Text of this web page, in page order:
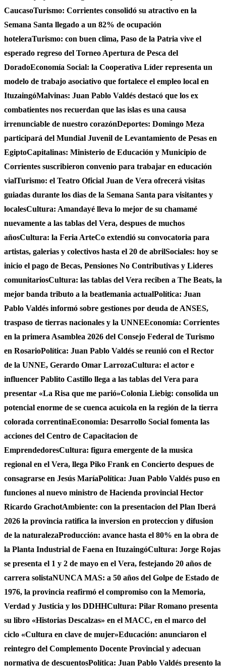
CaucasoTurismo: Corrientes consolidó su atractivo en la
Semana Santa llegado a un 82% de ocupación
hoteleraTurismo: con buen clima, Paso de la Patria vive el
esperado regreso del Torneo Apertura de Pesca del
DoradoEconomía Social: la Cooperativa Líder representa un
modelo de trabajo asociativo que fortalece el empleo local en
ItuzaingóMalvinas: Juan Pablo Valdés destacó que los ex
combatientes nos recuerdan que las islas es una causa
irrenunciable de nuestro corazónDeportes: Domingo Meza
participará del Mundial Juvenil de Levantamiento de Pesas en
EgiptoCapitalinas: Ministerio de Educación y Municipio de
Corrientes suscribieron convenio para trabajar en educación
vialTurismo: el Teatro Oficial Juan de Vera ofrecerá visitas
guiadas durante los dias de la Semana Santa para visitantes y
localesCultura: Amandayé lleva lo mejor de su chamamé
nuevamente a las tablas del Vera, despues de muchos
añosCultura: la Feria ArteCo extendió su convocatoria para
artistas, galerias y colectivos hasta el 20 de abrilSociales: hoy se
inicio el pago de Becas, Pensiones No Contributivas y Lideres
comunitariosCultura: las tablas del Vera reciben a The Beats, la
mejor banda tributo a la beatlemania actualPolítica: Juan
Pablo Valdés informó sobre gestiones por deuda de ANSES,
traspaso de tierras nacionales y la UNNEEconomía: Corrientes
en la primera Asamblea 2026 del Consejo Federal de Turismo
en RosarioPolítica: Juan Pablo Valdés se reunió con el Rector
de la UNNE, Gerardo Omar LarrozaCultura: el actor e
influencer Pablito Castillo llega a las tablas del Vera para
presentar «La Risa que me parió»Colonia Liebig: consolida un
potencial enorme de se cuenca acuicola en la región de la tierra
colorada correntinaEconomia: Desarrollo Social fomenta las
acciones del Centro de Capacitacion de
EmprendedoresCultura: figura emergente de la musica
regional en el Vera, llega Piko Frank en Concierto despues de
consagrarse en Jesús MaríaPolítica: Juan Pablo Valdés puso en
funciones al nuevo ministro de Hacienda provincial Hector
Ricardo GrachotAmbiente: con la presentacion del Plan Iberá
2026 la provincia ratifica la inversion en proteccion y difusion
de la naturalezaProducción: avance hasta el 80% en la obra de
la Planta Industrial de Faena en ItuzaingóCultura: Jorge Rojas
se presenta el 1 y 2 de mayo en el Vera, festejando 20 años de
carrera solistaNUNCA MAS: a 50 años del Golpe de Estado de
1976, la provincia reafirmó el compromiso con la Memoria,
Verdad y Justicia y los DDHHCultura: Pilar Romano presenta
su libro «Historias Descalzas» en el MACC, en el marco del
ciclo «Cultura en clave de mujer»Educación: anunciaron el
reintegro del Complemento Docente Provincial y adecuan
normativa de descuentosPolítica: Juan Pablo Valdés presento la